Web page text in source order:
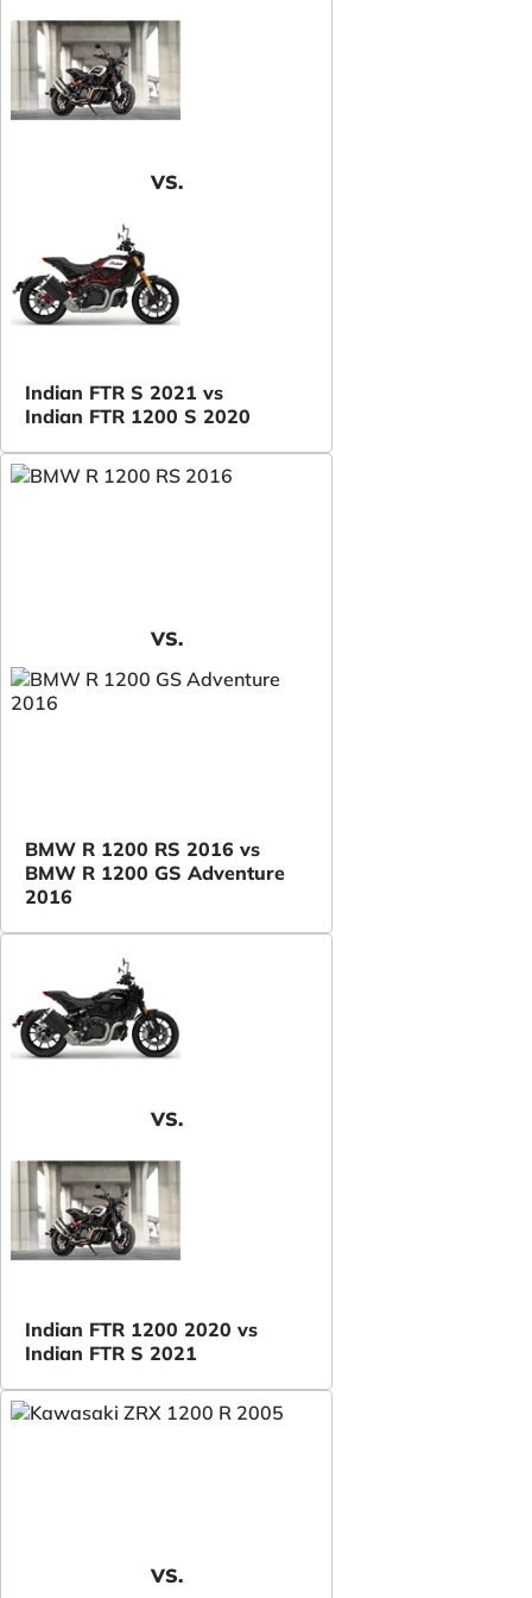
VS.
Indian FTR S 2021 vs
Indian FTR 1200 S 2020
VS.
BMW R 1200 RS 2016 vs
BMW R 1200 GS Adventure
2016
VS.
Indian FTR 1200 2020 vs
Indian FTR S 2021
VS.